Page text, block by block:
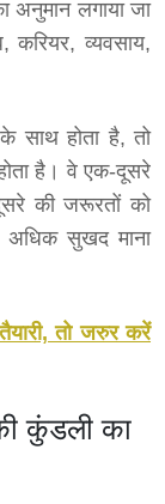
अनुमान लगाया जा
करियर, व्यवसाय,
के साथ होता है, तो
है। वे एक-दूसरे
की जरूरतों को
सुखद माना
तो जरुर करें
कुंडली का